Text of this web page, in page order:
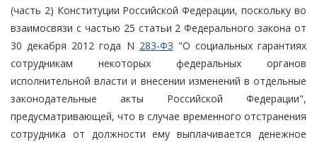
(часть 2) Конституции Российской Федерации, поскольку во
взаимосвязи с частью 25 статьи 2 Федерального закона от
30 декабря 2012 года N 283-ФЗ "О социальных гарантиях
сотрудникам некоторых федеральных органов
исполнительной власти и внесении изменений в отдельные
законодательные акты Российской Федерации",
предусматривающей, что в случае временного отстранения
сотрудника от должности ему выплачивается денежное